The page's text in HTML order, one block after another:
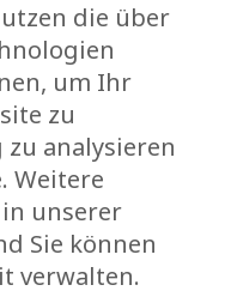
die über
um Ihr
zu
analysieren
Weitere
unserer
Sie können
verwalten.